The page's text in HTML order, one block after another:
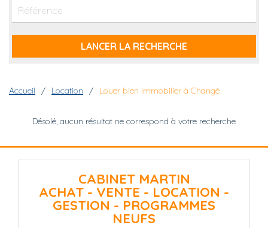
Fil d'Ariane
Accueil Location Louer bien immobilier à Changé
Désolé, aucun résultat ne correspond à votre recherche
CABINET MARTIN
ACHAT - VENTE - LOCATION -
GESTION - PROGRAMMES
NEUFS